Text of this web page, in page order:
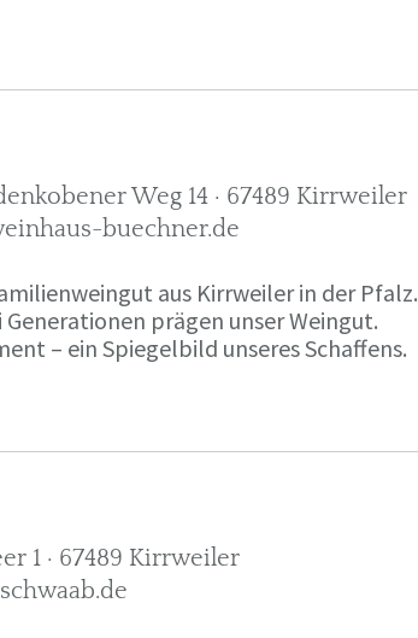
Weg 14 · 67489 Kirrweiler
buechner.de
aus Kirrweiler in der Pfalz.
prägen unser Weingut.
– ein Spiegelbild unseres Schaffens.
1 · 67489 Kirrweiler